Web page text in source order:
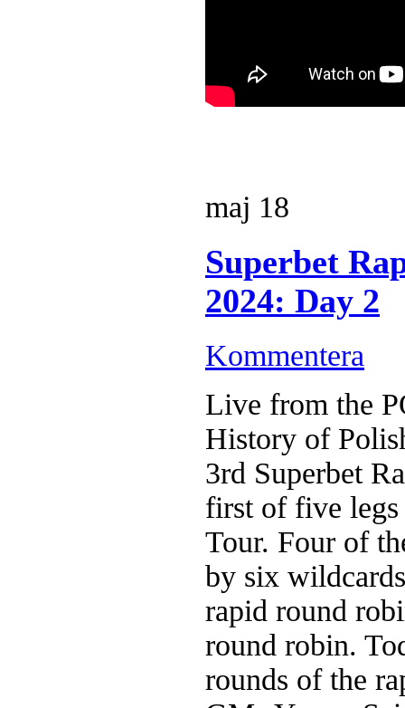
maj 18
Superbet
2024: Day 2
Kommentera
Live from the
History of
3rd Superbet
first of five legs
Tour. Four of
by six
rapid round
round robin.
rounds of the